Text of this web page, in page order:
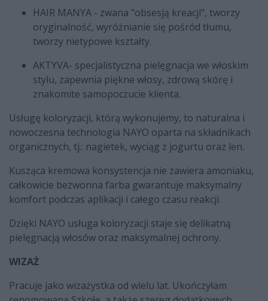
HAIR MANYA - zwana "obsesją kreacji", tworzy
oryginalność, wyróżnianie się pośród tłumu,
tworzy nietypowe kształty.
AKTYVA- specjalistyczna pielęgnacja we włoskim
stylu, zapewnia piękne włosy, zdrową skórę i
znakomite samopoczucie klienta.
Usługę koloryzacji, którą wykonujemy, to naturalna i
nowoczesna technologia NAYO oparta na składnikach
organicznych, tj.: nagietek, wyciąg z jogurtu oraz len.
Kusząca kremowa konsystencja nie zawiera amoniaku,
całkowicie bezwonna farba gwarantuje maksymalny
komfort podczas aplikacji i całego czasu reakcji.
Dzięki NAYO usługa koloryzacji staje się delikatną
pielęgnacją włosów oraz maksymalnej ochrony.
WIZAŻ
Pracuje jako wizażystka od wielu lat. Ukończyłam